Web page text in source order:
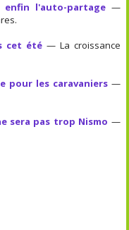
enfin l'auto-partage—
cet été— La croissance
pour les caravaniers—
sera pas trop Nismo —